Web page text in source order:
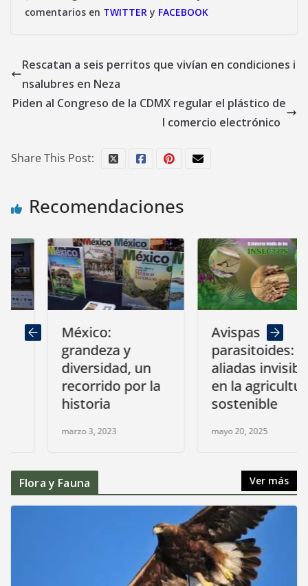
comentarios en TWITTER y FACEBOOK
Rescatan a seis perritos que vivían en condiciones i
nsalubres en Neza
Piden al Congreso de la CDMX regular el plástico de
l comercio electrónico
Share This Post:
Recomendaciones
México:
grandeza y
diversidad, un
recorrido por la
historia
marzo 3, 2023
Avispas
parasitoides:
aliadas invisibles
en la agricultura
sostenible
mayo 20, 2025
Flora y Fauna Ver más